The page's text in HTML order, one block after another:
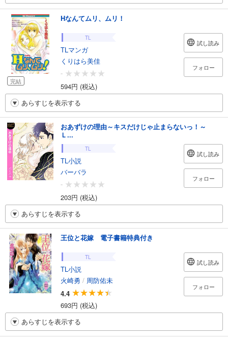
完結
Hなんてムリ、ムリ！
TL
TLマンガ
くりはら美佳
-
594円 (税込)
試し読み
フォロー
あらすじを表示する
おあずけの理由～キスだけじゃ止まらないっ！～
Ｌ...
TL
TL小説
バーバラ
-
203円 (税込)
試し読み
フォロー
あらすじを表示する
王位と花嫁 電子書籍特典付き
TL
TL小説
火崎勇 / 周防佑未
4.4
693円 (税込)
試し読み
フォロー
あらすじを表示する